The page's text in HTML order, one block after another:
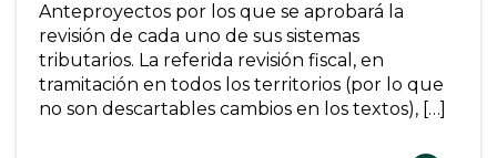
Anteproyectos por los que se aprobará la
revisión de cada uno de sus sistemas
tributarios. La referida revisión fiscal, en
tramitación en todos los territorios (por lo que
no son descartables cambios en los textos), […]